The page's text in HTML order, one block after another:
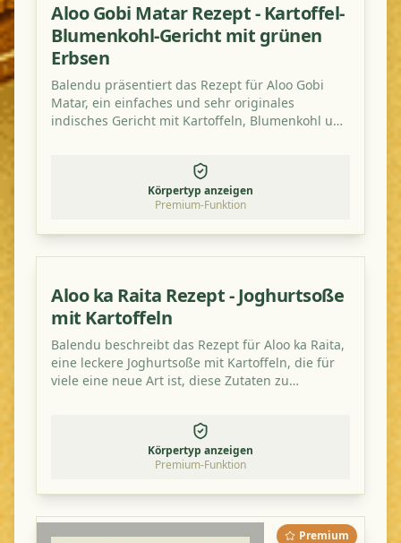
Aloo Gobi Matar Rezept - Kartoffel-
Blumenkohl-Gericht mit grünen
Erbsen
Balendu präsentiert das Rezept für Aloo Gobi
Matar, ein einfaches und sehr originales
indisches Gericht mit Kartoffeln, Blumenkohl und
Körpertyp anzeigen
Premium-Funktion
Aloo ka Raita Rezept - Joghurtsoße
mit Kartoffeln
Balendu beschreibt das Rezept für Aloo ka Raita,
eine leckere Joghurtsoße mit Kartoffeln, die für
viele eine neue Art ist, diese Zutaten zu
Körpertyp anzeigen
Premium-Funktion
Premium